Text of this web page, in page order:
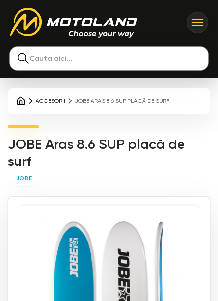
Cauta aici...
ACCESORII JOBE ARAS 8.6 SUP PLACĂ DE SURF
JOBE Aras 8.6 SUP placă de
surf
JOBE